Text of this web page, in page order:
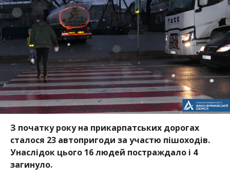
З початку року на прикарпатських дорогах
сталося 23 автопригоди за участю пішоходів.
Унаслідок цього 16 людей постраждало і 4
загинуло.